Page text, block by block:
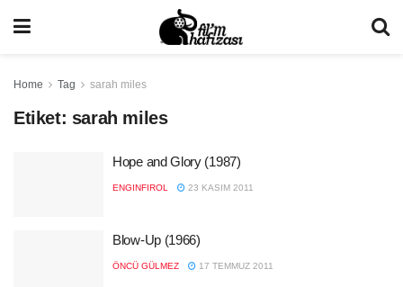
Home Tag sarah miles
Etiket: sarah miles
Hope and Glory (1987)
ENGINFIROL 23 KASIM 2011
Blow-Up (1966)
ÖNCÜ GÜLMEZ 17 TEMMUZ 2011